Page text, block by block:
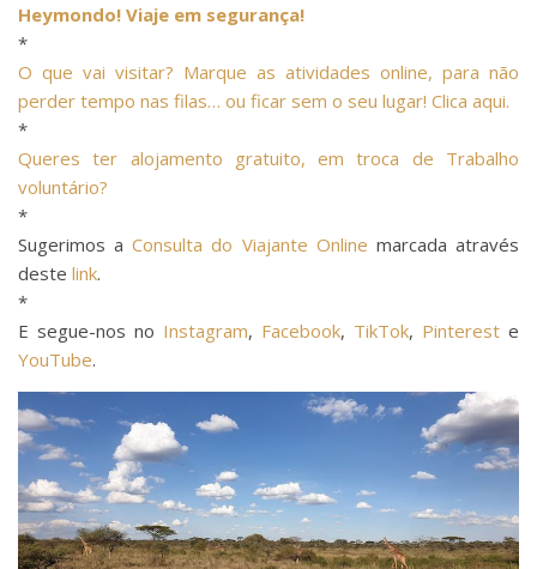
Heymondo! Viaje em segurança!
*
O que vai visitar? Marque as atividades online, para não
perder tempo nas filas… ou ficar sem o seu lugar! Clica aqui.
*
Queres ter alojamento gratuito, em troca de Trabalho
voluntário?
*
Sugerimos aConsulta do Viajante Online marcada através
deste link.
*
E segue-nos no Instagram, Facebook, TikTok, Pinterest e
YouTube.